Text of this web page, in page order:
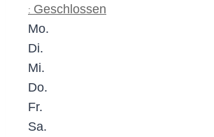
: Geschlossen
Mo.
Di.
Mi.
Do.
Fr.
Sa.